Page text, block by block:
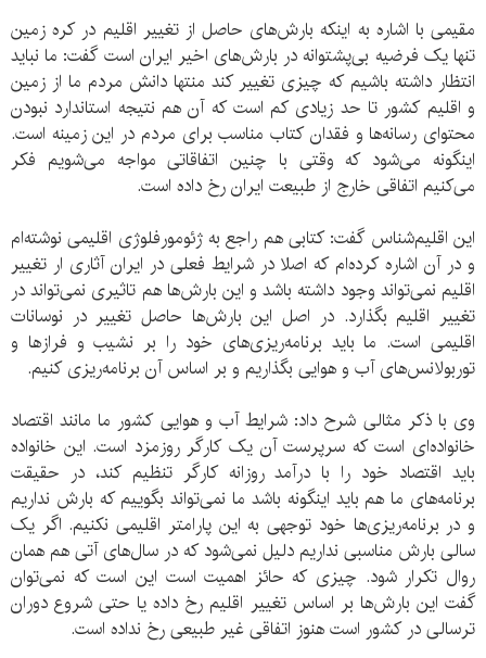
مقیمی با اشاره به اینکه بارش‌های حاصل از تغییر اقلیم در کره زمین
تنها یک فرضیه بی‌پشتوانه در بارش‌های اخیر ایران است گفت: ما نباید
انتظار داشته باشیم که چیزی تغییر کند منتها دانش مردم ما از زمین
و اقلیم کشور تا حد زیادی کم است که آن‌ هم نتیجه استاندارد نبودن
محتوای رسانه‌ها و فقدان کتاب مناسب برای مردم در این زمینه است.
اینگونه می‌شود که وقتی با چنین اتفاقاتی مواجه می‌شویم فکر
می‌کنیم اتفاقی خارج از طبیعت ایران رخ داده است.
این اقلیم‌شناس گفت: کتابی هم راجع به ژئومورفلوژی اقلیمی نوشته‌ام
و در آن اشاره کرده‌ام که اصلا در شرایط فعلی در ایران آثاری ار تغییر
اقلیم نمی‌تواند وجود داشته باشد و این بارش‌ها هم تاثیری نمی‌تواند در
تغییر اقلیم بگذارد. در اصل این بارش‌ها حاصل تغییر در نوسانات
اقلیمی است. ما باید برنامه‌ریزی‌های خود را بر نشیب و فرازها و
توربولانس‌های آب و هوایی بگذاریم و بر اساس آن‌ برنامه‌ریزی کنیم.
وی با ذکر مثالی شرح داد: شرایط آب و هوایی کشور ما مانند اقتصاد
خانواده‌ای است که سرپرست آن یک کارگر روزمزد است. این خانواده
باید اقتصاد خود را با درآمد روزانه کارگر تنظیم کند، در حقیقت
برنامه‌های ما هم باید اینگونه باشد ما نمی‌تواند بگوییم که بارش نداریم
و در برنامه‌ریزی‌ها خود توجهی به این پارامتر اقلیمی نکنیم. اگر یک
سالی بارش مناسبی نداریم دلیل نمی‌شود که در سال‌های آتی هم همان
روال تکرار شود. چیزی که حائز اهمیت است این است که نمی‌توان
گفت این بارش‌ها بر اساس تغییر اقلیم رخ داده یا حتی شروع دوران
ترسالی در کشور است هنوز اتفاقی غیر طبیعی رخ نداده است.